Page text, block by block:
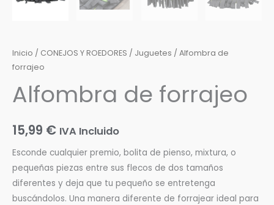
Inicio / CONEJOS Y ROEDORES / Juguetes / Alfombra de
forrajeo
Alfombra de forrajeo
15,99 € IVA Incluido
Esconde cualquier premio, bolita de pienso, mixtura, o
pequeñas piezas entre sus flecos de dos tamaños
diferentes y deja que tu pequeño se entretenga
buscándolos. Una manera diferente de forrajear ideal para